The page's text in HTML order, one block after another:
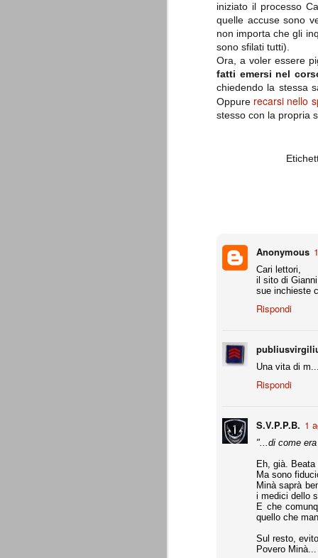
iniziato il processo
quelle accuse sono
non importa che gli
sono sfilati tutti).
Ora, a voler essere
fatti emersi nel
chiedendo la stessa
Oppure recarsi nello
stesso con la propria
Anonymous
Cari lettori,
il sito di
sue inchieste
Rispondi
Una vita di
Rispondi
S.V.P.P.B. 1
"...di come
Eh, già. Beata
Ma sono
Minà saprà
i medici dello
E che
quello che
Sul resto,
Povero
Gruppo A: Psg (Fra), Real Madrid
Gruppo B: Psv Eindhoven (Ola),
Gruppo C: Benfica (Por), Atletico
Juventus - Udinese 0-1
Sconfitta meritata, anche con un
dalle scelte iniziali per continuare
sbagliato davvero molto. Siamo certi
È di oggi la pubblicazione del
A noi francamente interessa assai
ascolani e tifosi teramani. E' perfino
proprio campanile, anche a dispetto
La Juventus di Agnelli-
La Juventus della gestione
disputate in questi 5 anni. Otto
ricordare. In particolare con Allegri alla
successi e 2 secondi posti.